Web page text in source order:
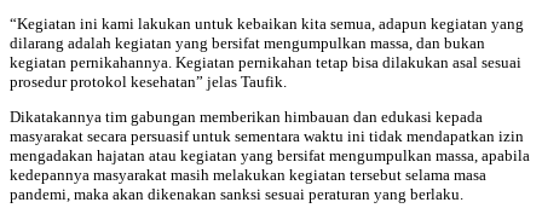
“Kegiatan ini kami lakukan untuk kebaikan kita semua, adapun kegiatan yang
dilarang adalah kegiatan yang bersifat mengumpulkan massa, dan bukan
kegiatan pernikahannya. Kegiatan pernikahan tetap bisa dilakukan asal sesuai
prosedur protokol kesehatan” jelas Taufik.
Dikatakannya tim gabungan memberikan himbauan dan edukasi kepada
masyarakat secara persuasif untuk sementara waktu ini tidak mendapatkan izin
mengadakan hajatan atau kegiatan yang bersifat mengumpulkan massa, apabila
kedepannya masyarakat masih melakukan kegiatan tersebut selama masa
pandemi, maka akan dikenakan sanksi sesuai peraturan yang berlaku.